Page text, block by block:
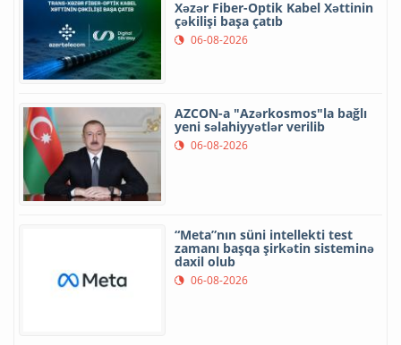
Xəzər Fiber-Optik Kabel Xəttinin
çəkilişi başa çatıb
06-08-2026
AZCON-a "Azərkosmos"la bağlı
yeni səlahiyyətlər verilib
06-08-2026
“Meta”nın süni intellekti test
zamanı başqa şirkətin sisteminə
daxil olub
06-08-2026